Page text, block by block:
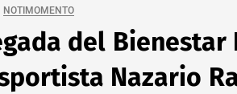
NOTIMOMENTO
del
Nazario